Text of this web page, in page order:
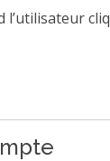
l’utilisateur